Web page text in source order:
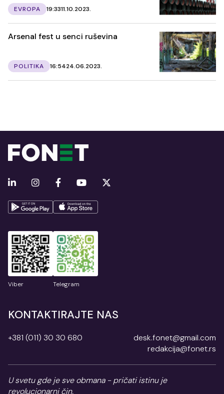
EVROPA 19:3311.10.2023.
Arsenal fest u senci ruševina
POLITIKA 16:5424.06.2023.
Viber Telegram
KONTAKTIRAJTE NAS
+381 (011) 30 30 680
desk.fonet@gmail.com
redakcija@fonet.rs
U svetu gde je sve obmana - pričati istinu je
revolucionarni čin.